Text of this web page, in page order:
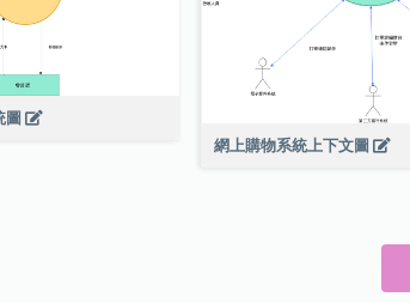
圖
網上購物系統上下文圖